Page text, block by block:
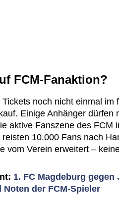
FCM-Fanaktion?
noch nicht einmal im
Einige Anhänger dürfen
aktive Fanszene des FCM
10.000 Fans nach
vom Verein erweitert –
1. FC Magdeburg
der FCM-Spieler